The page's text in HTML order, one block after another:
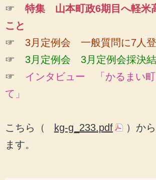
☞ 特集 山本町政6期目へ軽米
こと
☞ 3月定例会 一般質問に7人
☞ 3月定例会 3月定例会採決
☞ インタビュー 「かるまい
て」
こちら（ kg-g_233.pdf
）か
ます。